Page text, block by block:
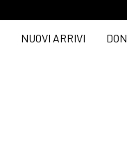
NUOVI ARRIVI